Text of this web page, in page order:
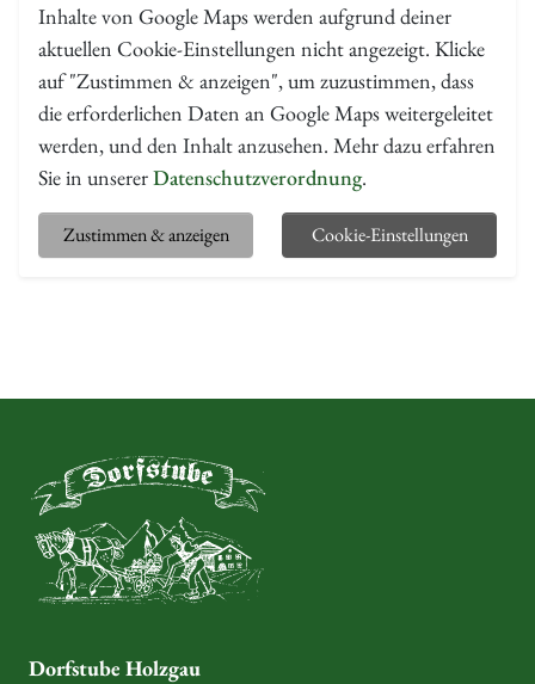
Inhalte von Google Maps werden aufgrund deiner
aktuellen Cookie-Einstellungen nicht angezeigt. Klicke
auf "Zustimmen & anzeigen", um zuzustimmen, dass
die erforderlichen Daten an Google Maps weitergeleitet
werden, und den Inhalt anzusehen. Mehr dazu erfahren
Sie in unsererDatenschutzverordnung.
Zustimmen & anzeigen Cookie-Einstellungen
Dorfstube Holzgau